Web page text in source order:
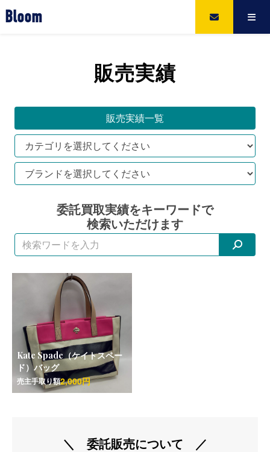
Bloom
販売実績
販売実績一覧
委託買取実績をキーワードで
検索いただけます
Kate Spade（ケイトスペー
ド）バッグ
売主手取り額2,000円
＼ 委託販売について ／